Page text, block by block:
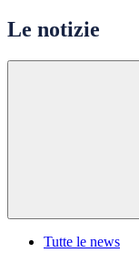
Le notizie
Tutte le news